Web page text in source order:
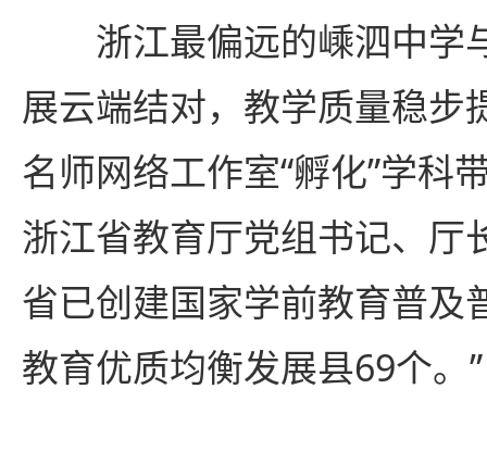
浙江最偏远的嵊泗中学
展云端结对，教学质量稳步
名师网络工作室“孵化”学科
浙江省教育厅党组书记、厅
省已创建国家学前教育普及
教育优质均衡发展县69个。”